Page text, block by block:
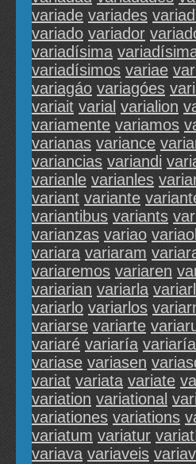
variade variades
variado variador
variadísima
variadísimos variae
variagáo variagóes
variait varial varialion
variamente variamos
varianas variance
variancias variandi
varianle varianles
variant variante
variantibus variants
varianzas variao
variara variaram
variaremos variaren
variarian variarla
variarlo variarlos
variarse variarte
variaré variaría
variase variasen
variat variata variate
variation variational
variationes variations
variatum variatur
variava variaveis